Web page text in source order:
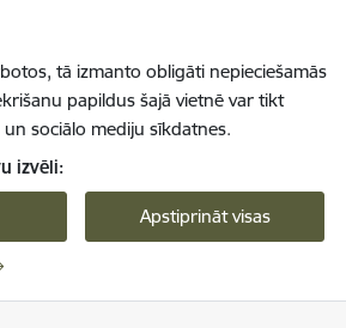
tā izmanto obligāti nepieciešamās
papildus šajā vietnē var tikt
sociālo mediju sīkdatnes.
izvēli:
Apstiprināt visas